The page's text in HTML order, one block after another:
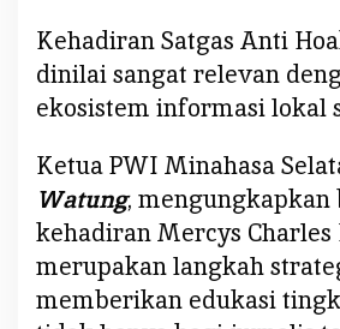
s
e
a
p
K
u
p
Kehadiran Satgas Anti
dinilai sangat relevan
ekosistem informasi lokal
Ketua PWI Minahasa
Watung, mengungkapkan
kehadiran Mercys Charles
merupakan langkah
memberikan edukasi